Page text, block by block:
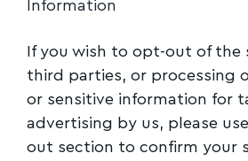
Information
If you wish to opt-out of the
third parties, or processing
or sensitive information for
advertising by us, please
out section to confirm your
Ακολουθήστε το
τις ειδήσεις.
Ακολουθήστε μας στο
του Myvolos.net στο